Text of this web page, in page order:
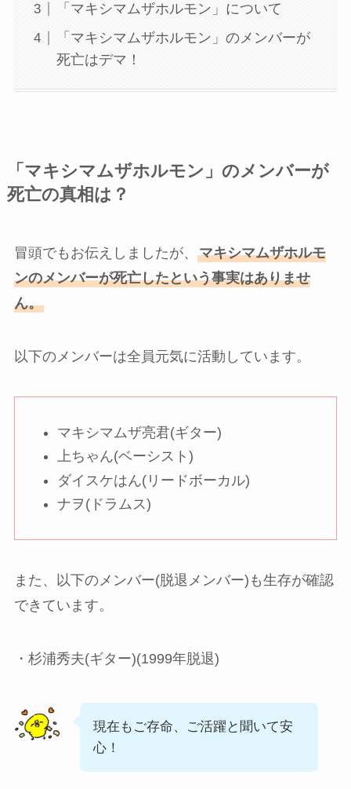
「マキシマムザホルモン」について
「マキシマムザホルモン」のメンバーが
死亡はデマ！
「マキシマムザホルモン」のメンバーが
死亡の真相は？
冒頭でもお伝えしましたが、 マキシマムザホルモ
ンのメンバーが死亡したという事実はありませ
ん。
以下のメンバーは全員元気に活動しています。
マキシマムザ亮君(ギター)
上ちゃん(ベーシスト)
ダイスケはん(リードボーカル)
ナヲ(ドラムス)
また、以下のメンバー(脱退メンバー)も生存が確認
できています。
・杉浦秀夫(ギター)(1999年脱退)
現在もご存命、ご活躍と聞いて安
心！